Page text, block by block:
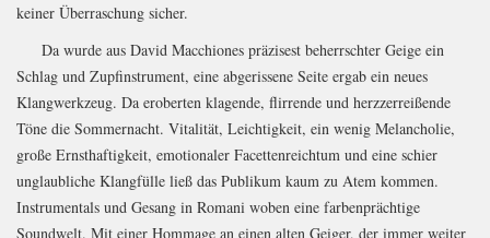
keiner Überraschung sicher.
Da wurde aus David Macchiones präzisest beherrschter Geige ein
Schlag und Zupfinstrument, eine abgerissene Seite ergab ein neues
Klangwerkzeug. Da eroberten klagende, flirrende und herzzerreißende
Töne die Sommernacht. Vitalität, Leichtigkeit, ein wenig Melancholie,
große Ernsthaftigkeit, emotionaler Facettenreichtum und eine schier
unglaubliche Klangfülle ließ das Publikum kaum zu Atem kommen.
Instrumentals und Gesang in Romani woben eine farbenprächtige
Soundwelt. Mit einer Hommage an einen alten Geiger, der immer weiter